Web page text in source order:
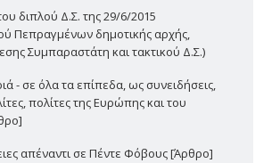
διπλού Δ.Σ. της 29/6/2015
Πεπραγμένων δημοτικής αρχής,
Συμπαραστάτη και τακτικού Δ.Σ.)
- σε όλα τα επίπεδα, ως συνειδήσεις,
πολίτες της Ευρώπης και του
απέναντι σε Πέντε Φόβους [Άρθρο]